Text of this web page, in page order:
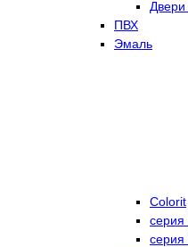
ПВХ
Эмаль
Colorit
серия
серия